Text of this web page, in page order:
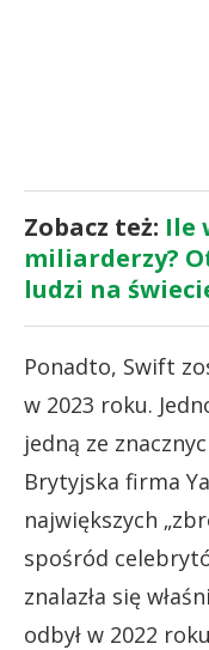
Zobacz też: Ile
miliarderzy?
ludzi na
Ponadto, Swift
w 2023 roku.
jedną ze
Brytyjska firma
największych
spośród
znalazła się
odbył w 2022